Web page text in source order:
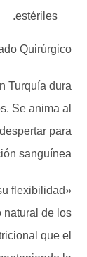
estériles.
Quirúrgico:
Turquía dura
Se anima al
para
sanguínea.
su flexibilidad
natural de los
que el